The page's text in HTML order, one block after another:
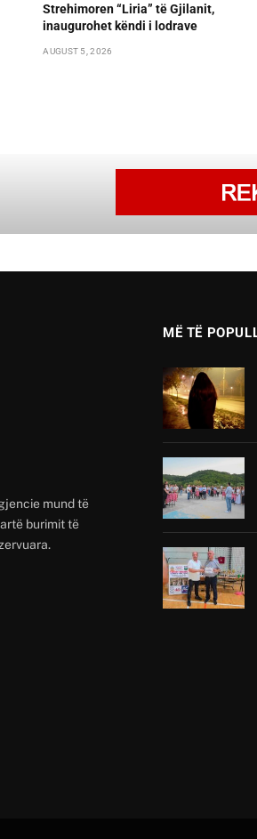
Strehimoren “Liria” të Gjilanit,
inaugurohet këndi i lodrave
AUGUST 5, 2026
mund të
burimit të
MË TË